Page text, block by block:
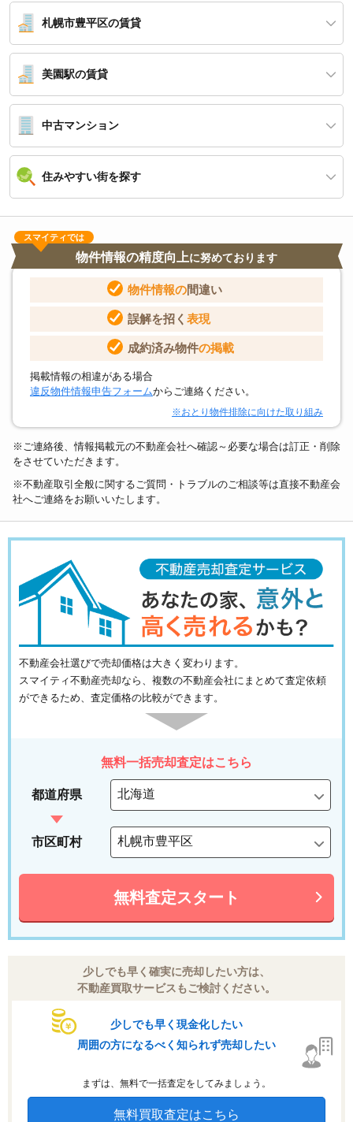
札幌市豊平区の賃貸
美園駅の賃貸
中古マンション
住みやすい街を探す
スマイティでは
物件情報の精度向上に努めております
物件情報の間違い
誤解を招く 表現
成約済み物件の掲載
掲載情報の相違がある場合
違反物件情報申告フォームからご連絡ください。
※おとり物件排除に向けた取り組み
※ご連絡後、情報掲載元の不動産会社へ確認～必要な場合は訂正・削除
をさせていただきます。
※不動産取引全般に関するご質問・トラブルのご相談等は直接不動産会
社へご連絡をお願いいたします。
不動産会社選びで売却価格は大きく変わります。
スマイティ不動産売却なら、複数の不動産会社にまとめて査定依頼
ができるため、査定価格の比較ができます。
無料一括売却査定はこちら
都道府県
市区町村
無料査定スタート
少しでも早く確実に売却したい方は、
不動産買取サービスもご検討ください。
少しでも早く現金化したい
周囲の方になるべく知られず売却したい
まずは、無料で一括査定をしてみましょう。
無料買取査定はこちら